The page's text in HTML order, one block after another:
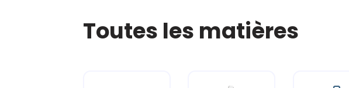
Toutes les matières